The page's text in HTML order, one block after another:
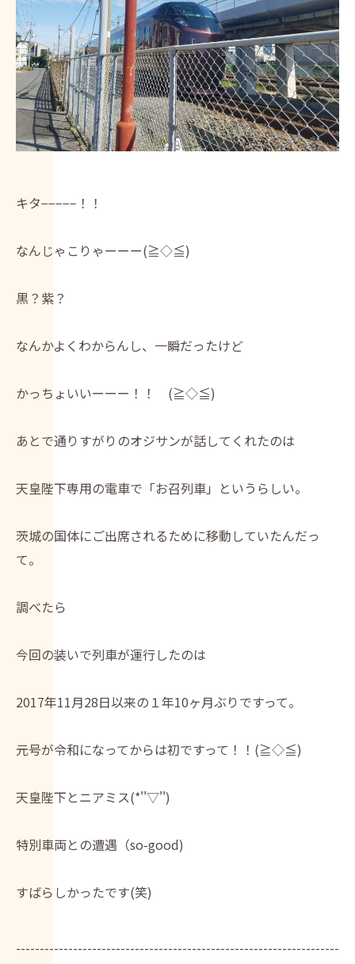
キタ−−−−−！！
なんじゃこりゃーーー(≧◇≦)
黒？紫？
なんかよくわからんし、一瞬だったけど
かっちょいいーーー！！ (≧◇≦)
あとで通りすがりのオジサンが話してくれたのは
天皇陛下専用の電車で「お召列車」というらしい。
茨城の国体にご出席されるために移動していたんだっ
て。
調べたら
今回の装いで列車が運行したのは
2017年11月28日以来の１年10ヶ月ぶりですって。
元号が令和になってからは初ですって！！(≧◇≦)
天皇陛下とニアミス(*''▽'')
特別車両との遭遇（so-good)
すばらしかったです(笑)
--------------------------------------------------------------------